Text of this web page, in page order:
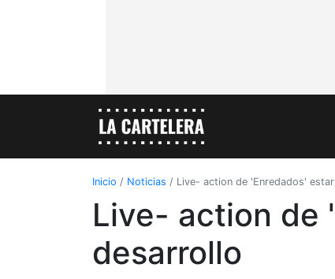
Inicio / Noticias / Live- action de 'Enredados'
Live- action de
desarrollo